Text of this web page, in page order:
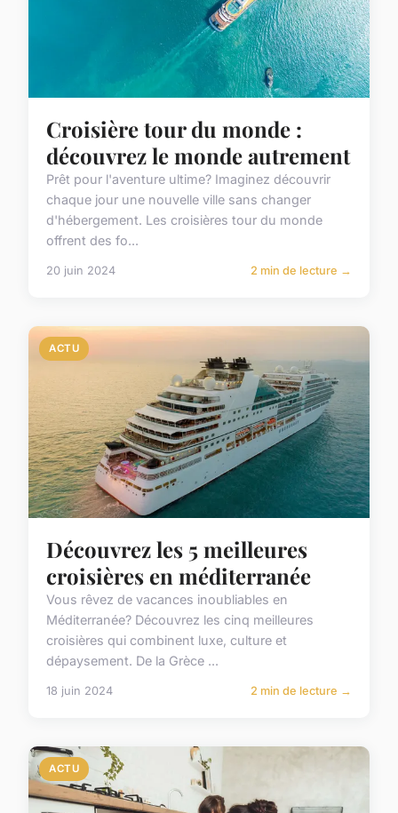
Croisière tour du monde :
découvrez le monde autrement
Prêt pour l'aventure ultime? Imaginez découvrir
chaque jour une nouvelle ville sans changer
d'hébergement. Les croisières tour du monde
offrent des fo...
20 juin 2024 2 min de lecture →
ACTU
Découvrez les 5 meilleures
croisières en méditerranée
Vous rêvez de vacances inoubliables en
Méditerranée? Découvrez les cinq meilleures
croisières qui combinent luxe, culture et
dépaysement. De la Grèce ...
18 juin 2024 2 min de lecture →
ACTU